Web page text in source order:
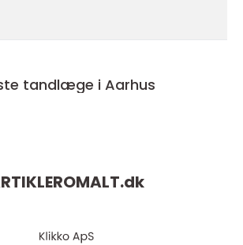
tandlæge i Aarhus
dk